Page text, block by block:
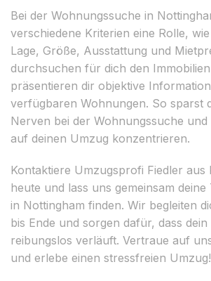
Bei der Wohnungssuche in
verschiedene Kriterien eine Rolle,
Lage, Größe, Ausstattung und
durchsuchen für dich den
präsentieren dir objektive
verfügbaren Wohnungen. So sparst
Nerven bei der Wohnungssuche
auf deinen Umzug konzentrieren.
Kontaktiere Umzugsprofi Fiedler
heute und lass uns gemeinsam
in Nottingham finden. Wir begleiten
bis Ende und sorgen dafür, dass
reibungslos verläuft. Vertraue auf
und erlebe einen stressfreien Umzug!